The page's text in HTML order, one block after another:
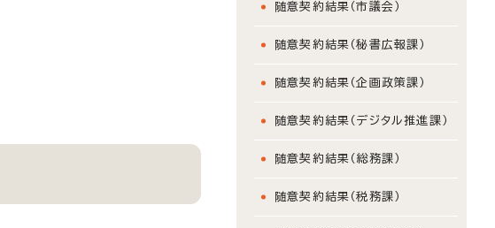
随意契約結果（市議会）
随意契約結果（秘書広報課）
随意契約結果（企画政策課）
随意契約結果（デジタル推進課）
随意契約結果（総務課）
随意契約結果（税務課）